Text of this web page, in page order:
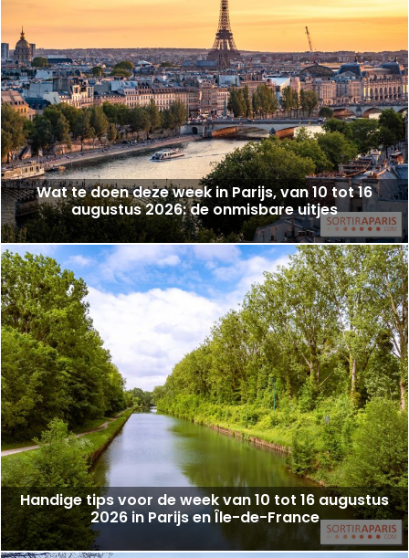
Wat te doen deze week in Parijs, van 10 tot 16
augustus 2026: de onmisbare uitjes
Handige tips voor de week van 10 tot 16 augustus
2026 in Parijs en Île-de-France